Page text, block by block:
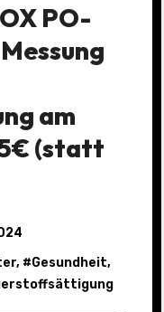
PO-
am
(statt
, #Gesundheit,